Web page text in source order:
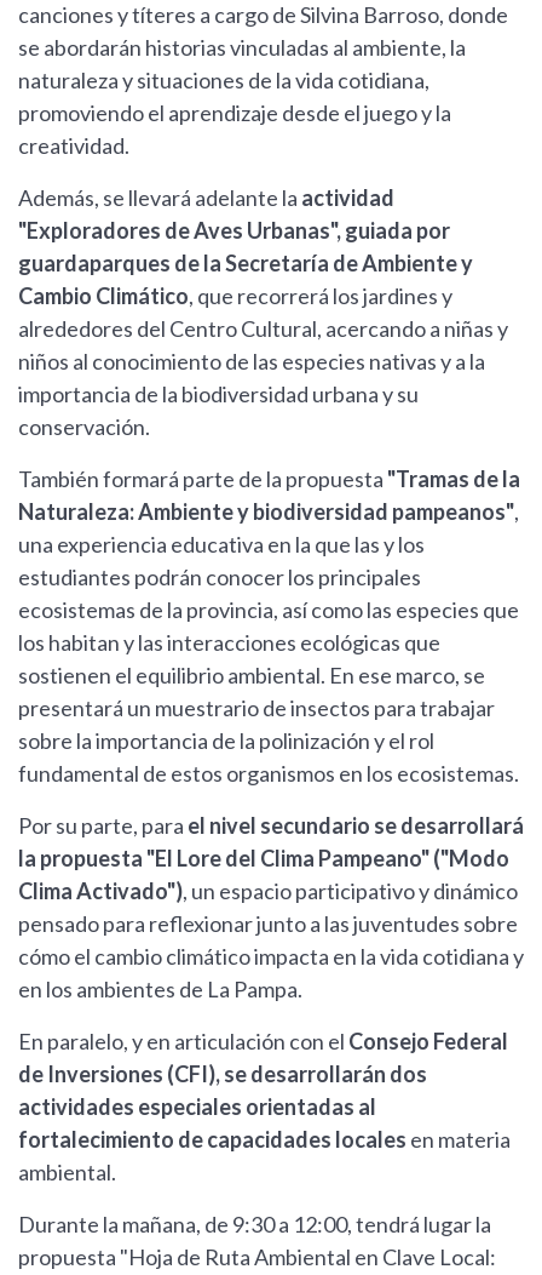
canciones y títeres a cargo de Silvina Barroso, donde
se abordarán historias vinculadas al ambiente, la
naturaleza y situaciones de la vida cotidiana,
promoviendo el aprendizaje desde el juego y la
creatividad.
Además, se llevará adelante la actividad
"Exploradores de Aves Urbanas", guiada por
guardaparques de la Secretaría de Ambiente y
Cambio Climático, que recorrerá los jardines y
alrededores del Centro Cultural, acercando a niñas y
niños al conocimiento de las especies nativas y a la
importancia de la biodiversidad urbana y su
conservación.
También formará parte de la propuesta "Tramas de la
Naturaleza: Ambiente y biodiversidad pampeanos",
una experiencia educativa en la que las y los
estudiantes podrán conocer los principales
ecosistemas de la provincia, así como las especies que
los habitan y las interacciones ecológicas que
sostienen el equilibrio ambiental. En ese marco, se
presentará un muestrario de insectos para trabajar
sobre la importancia de la polinización y el rol
fundamental de estos organismos en los ecosistemas.
Por su parte, para el nivel secundario se desarrollará
la propuesta "El Lore del Clima Pampeano" ("Modo
Clima Activado"), un espacio participativo y dinámico
pensado para reflexionar junto a las juventudes sobre
cómo el cambio climático impacta en la vida cotidiana y
en los ambientes de La Pampa.
En paralelo, y en articulación con el Consejo Federal
de Inversiones (CFI), se desarrollarán dos
actividades especiales orientadas al
fortalecimiento de capacidades locales en materia
ambiental.
Durante la mañana, de 9:30 a 12:00, tendrá lugar la
propuesta "Hoja de Ruta Ambiental en Clave Local: